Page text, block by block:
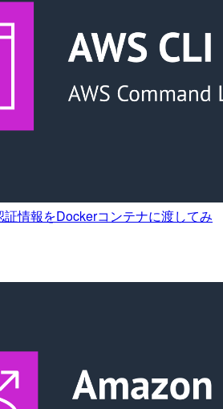
証情報をDockerコンテナに渡してみ